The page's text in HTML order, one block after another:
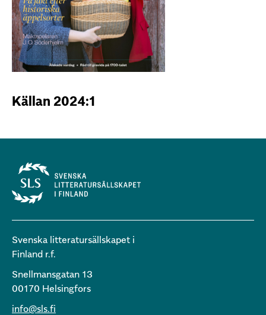
Källan 2024:1
Svenska litteratursällskapet i
Finland r.f.
Snellmansgatan 13
00170 Helsingfors
info@sls.fi